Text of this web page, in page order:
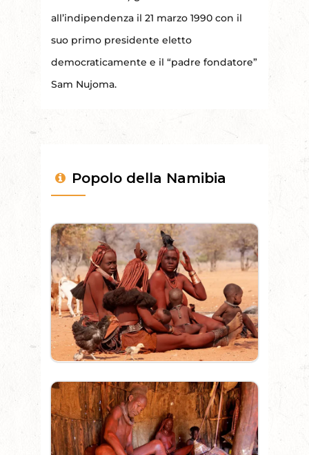
all’indipendenza il 21 marzo 1990 con il
suo primo presidente eletto
democraticamente e il “padre fondatore”
Sam Nujoma.
Popolo della Namibia